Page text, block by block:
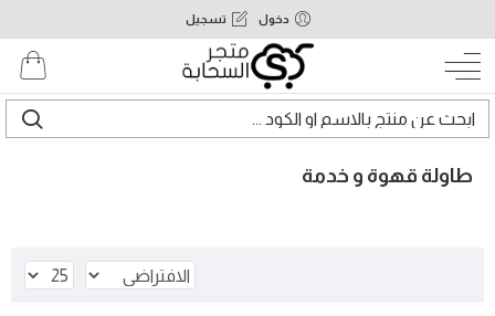
دخول تسجيل
طاولة قهوة و خدمة